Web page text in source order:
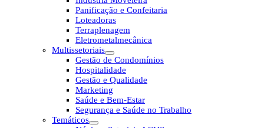
Panificação e Confeitaria
Loteadoras
Terraplenagem
Eletrometalmecânica
Multissetoriais
Gestão de Condomínios
Hospitalidade
Gestão e Qualidade
Marketing
Saúde e Bem-Estar
Segurança e Saúde no Trabalho
Temáticos